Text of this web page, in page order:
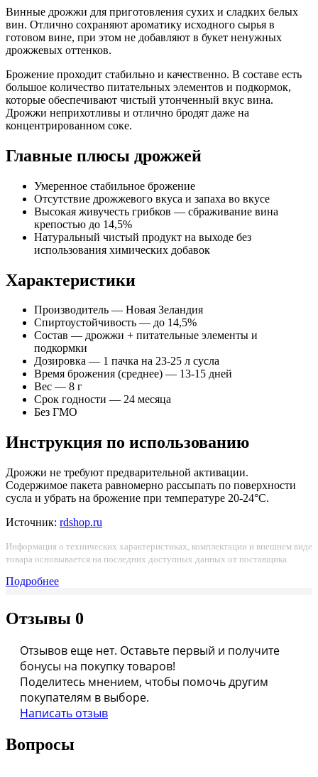
Винные дрожжи для приготовления сухих и сладких белых
вин. Отлично сохраняют ароматику исходного сырья в
готовом вине, при этом не добавляют в букет ненужных
дрожжевых оттенков.
Брожение проходит стабильно и качественно. В составе есть
большое количество питательных элементов и подкормок,
которые обеспечивают чистый утонченный вкус вина.
Дрожжи неприхотливы и отлично бродят даже на
концентрированном соке.
Главные плюсы дрожжей
Умеренное стабильное брожение
Отсутствие дрожжевого вкуса и запаха во вкусе
Высокая живучесть грибков — сбраживание вина
крепостью до 14,5%
Натуральный чистый продукт на выходе без
использования химических добавок
Характеристики
Производитель — Новая Зеландия
Спиртоустойчивость — до 14,5%
Состав — дрожжи + питательные элементы и
подкормки
Дозировка — 1 пачка на 23-25 л сусла
Время брожения (среднее) — 13-15 дней
Вес — 8 г
Срок годности — 24 месяца
Без ГМО
Инструкция по использованию
Дрожжи не требуют предварительной активации.
Содержимое пакета равномерно рассыпать по поверхности
сусла и убрать на брожение при температуре 20-24°С.
Источник: rdshop.ru
Информация о технических характеристиках, комплектации и внешнем виде
товара основывается на последних доступных данных от поставщика.
Подробнее
Отзывы 0
Отзывов еще нет. Оставьте первый и получите
бонусы на покупку товаров!
Поделитесь мнением, чтобы помочь другим
покупателям в выборе.
Написать отзыв
Вопросы